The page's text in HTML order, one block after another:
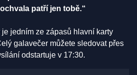
patří jen tobě.“
jedním ze zápasů hlavní karty
galavečer můžete sledovat přes
odstartuje v 17:30.